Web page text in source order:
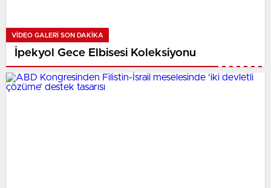
VIDEO GALERI SON DAKİKA
İpekyol Gece Elbisesi Koleksiyonu